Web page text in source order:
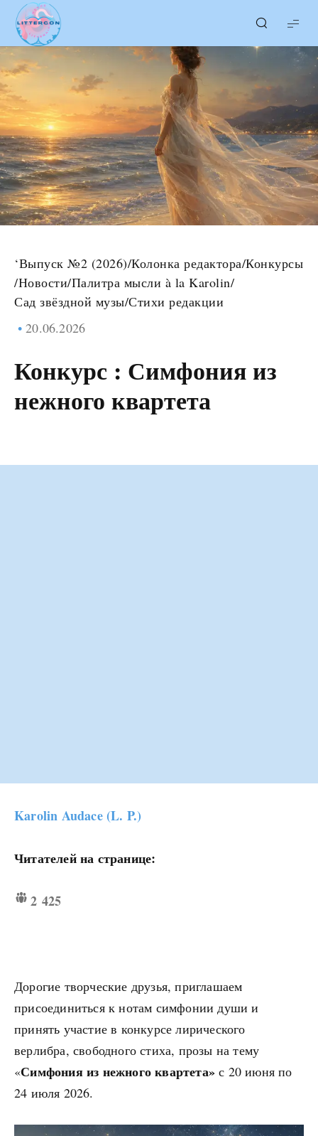
LITTERcon
‘Выпуск №2 (2026)/Колонка редактора/Конкурсы
/Новости/Палитра мысли à la Karolin/
Сад звёздной музы/Стихи редакции
20.06.2026
Конкурс : Симфония из
нежного квартета
Karolin Audace (L. P.)
Читателей на странице:
2 425
Дорогие творческие друзья, приглашаем
присоединиться к нотам симфонии души и
принять участие в конкурсе лирического
верлибра, свободного стиха, прозы на тему
«Симфония из нежного квартета» с 20 июня по
24 июля 2026.